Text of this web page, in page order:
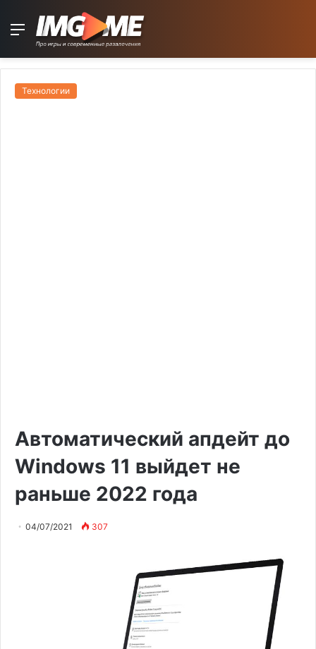
Menu
Технологии
Автоматический апдейт до
Windows 11 выйдет не
раньше 2022 года
04/07/2021 307